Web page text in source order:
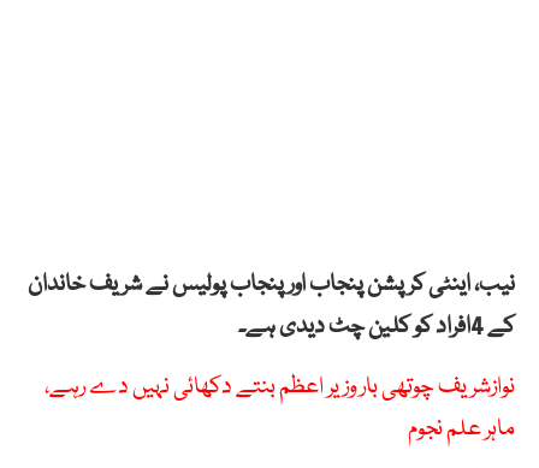
نیب، اینٹی کرپشن پنجاب اورپنجاب پولیس نے شریف خاندان
کے 4افراد کو کلین چٹ دیدی ہے۔
نوازشریف چوتھی بار وزیر اعظم بنتے دکھائی نہیں دے رہے،
ماہر علم نجوم